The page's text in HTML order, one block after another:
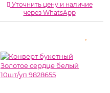
Уточнить цену и наличие
через WhatsApp